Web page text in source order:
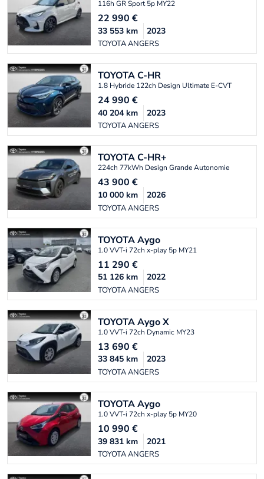
116h GR Sport 5p MY22
22 990 €
TOYOTA ANGERS
33 553 km 2023
TOYOTAC-HR
1.8 Hybride 122ch Design Ultimate E-CVT
24 990 €
TOYOTA ANGERS
40 204 km 2023
TOYOTAC-HR+
224ch 77kWh Design Grande Autonomie
43 900 €
TOYOTA ANGERS
10 000 km 2026
TOYOTAAygo
1.0 VVT-i 72ch x-play 5p MY21
11 290 €
TOYOTA ANGERS
51 126 km 2022
TOYOTAAygo X
1.0 VVT-i 72ch Dynamic MY23
13 690 €
TOYOTA ANGERS
33 845 km 2023
TOYOTAAygo
1.0 VVT-i 72ch x-play 5p MY20
10 990 €
TOYOTA ANGERS
39 831 km 2021